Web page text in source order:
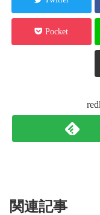
Pocket
関連記事